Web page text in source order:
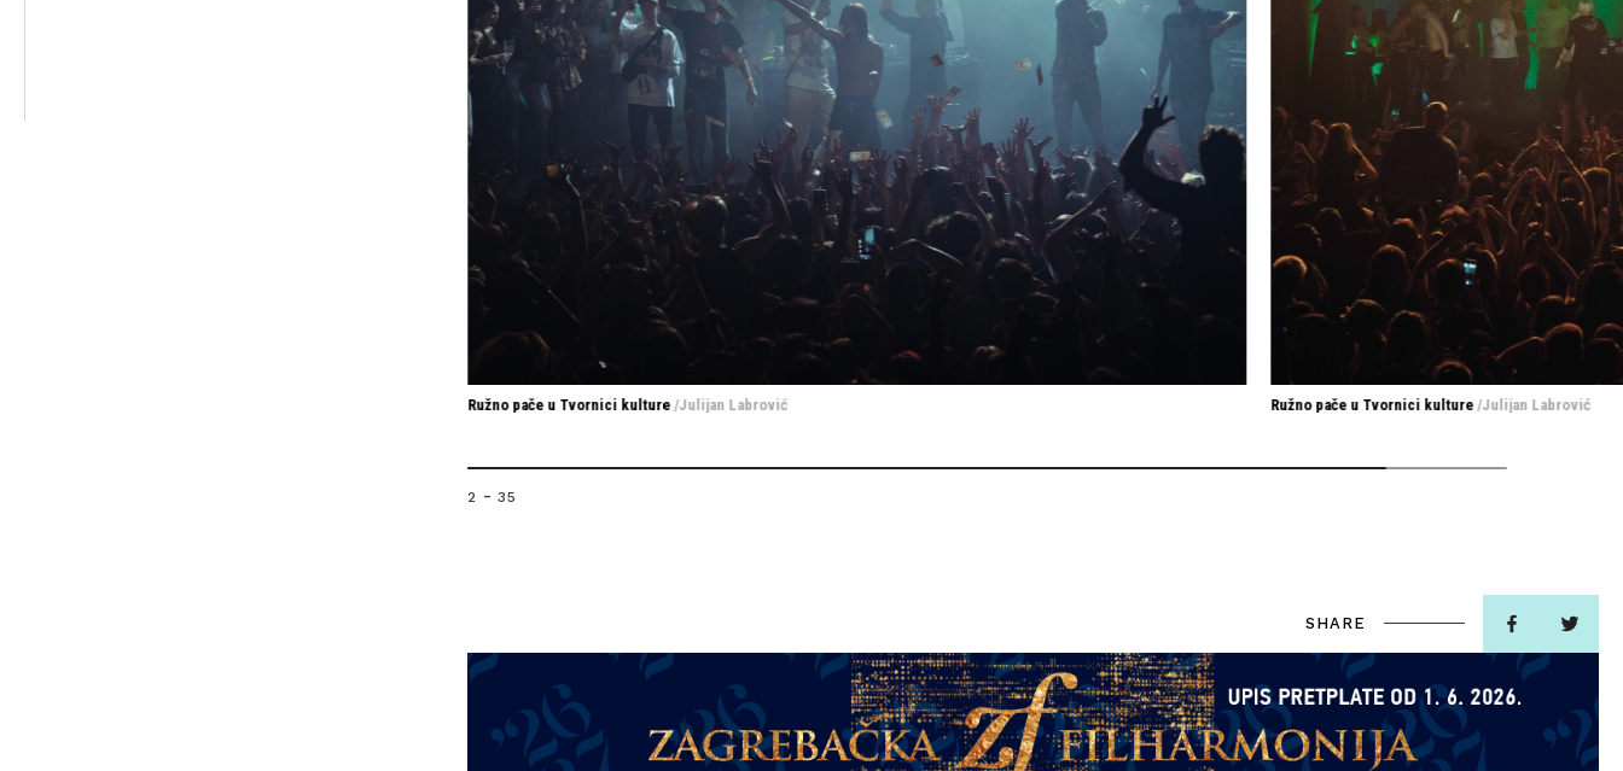
Ružno pače u Tvornici kulture/Julijan Labrović Ružno pače u Tvornici kulture/Julijan Labrović
2 - 35
SHARE